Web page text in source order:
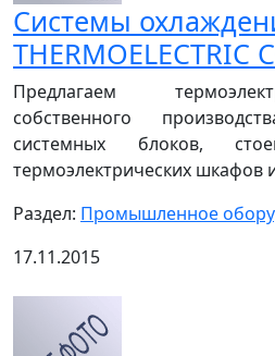
Системы
THERMOELECTRIC
Предлагаем
собственного
системных блоков,
термоэлектрических шкафов
Раздел: Промышленное
17.11.2015